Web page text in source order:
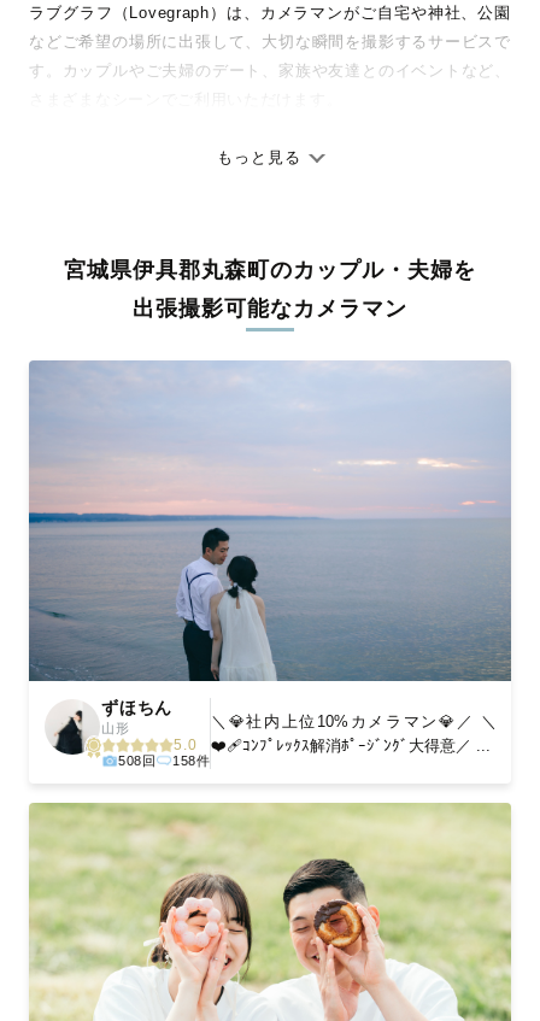
ラブグラフ（Lovegraph）は、カメラマンがご自宅や神社、公園
などご希望の場所に出張して、大切な瞬間を撮影するサービスで
す。カップルやご夫婦のデート、家族や友達とのイベントなど、
ありのままの空気感を大切に、何十年経っても見返したくなるよ
料金は全国どこでも一律。わかりやすく安心の価格設定です。オ
リジナルの研修と厳正な審査に合格し、撮影技術やホスピタリテ
ィを身につけたプロのカメラマンが全国47都道府県に在籍してい
撮影後は、独自の編集技術で写真の明るさや色合いを丁寧に調
に。きっと「こんな写真を撮ってほしかった！」と思える一枚に
出会えます。まずは、ラブグラフの
もっと見る
宮城県伊具郡丸森町のカップル・夫婦を
出張撮影可能なカメラマン
ずほちん
山形
5.0
508回 158件
＼💎社内上位10%カメラマン💎／ ＼
❤️‍🩹ｺﾝﾌﾟﾚｯｸｽ解消ﾎﾟｰｼﾞﾝｸﾞ大得意／ ...